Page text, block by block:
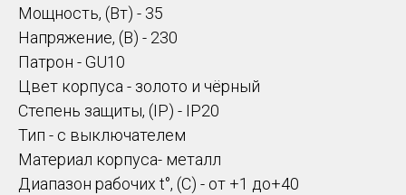
Мощность, (Вт) - 35
Напряжение, (В) - 230
Патрон - GU10
Цвет корпуса - золото и чёрный
Степень защиты, (IP) - IP20
Тип - с выключателем
Материал корпуса- металл
Диапазон рабочих t°, (C) - от +1 до+40